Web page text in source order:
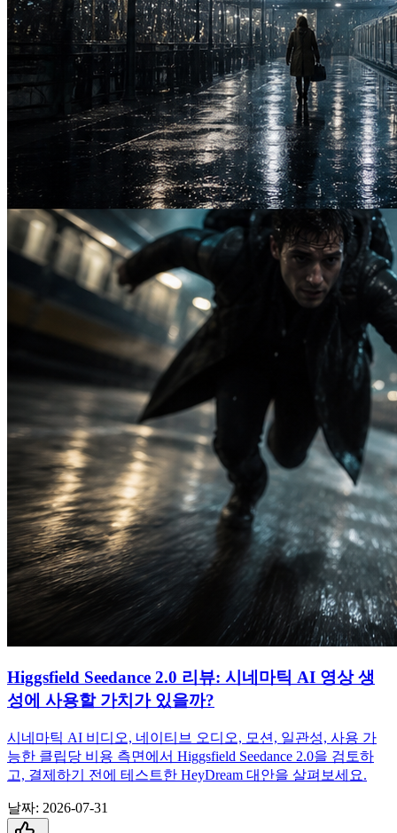
Higgsfield Seedance 2.0 리뷰: 시네마틱 AI 영상 생
성에 사용할 가치가 있을까?
시네마틱 AI 비디오, 네이티브 오디오, 모션, 일관성, 사용 가
능한 클립당 비용 측면에서 Higgsfield Seedance 2.0을 검토하
고, 결제하기 전에 테스트한 HeyDream 대안을 살펴보세요.
날짜: 2026-07-31